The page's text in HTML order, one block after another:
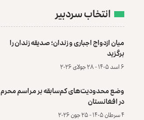
انتخاب سردبیر
میان ازدواج اجباری و زندان؛ صدیقه زندان را
برگزید
۶ اسد ۱۴۰۵ - ۲۸ جولای ۲۰۲۶
وضع محدودیت‌های کم‌سابقه بر مراسم محرم
در افغانستان
۴ سرطان ۱۴۰۵ - ۲۵ جون ۲۰۲۶